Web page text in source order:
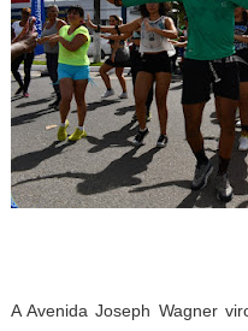
A Avenida Joseph Wagner